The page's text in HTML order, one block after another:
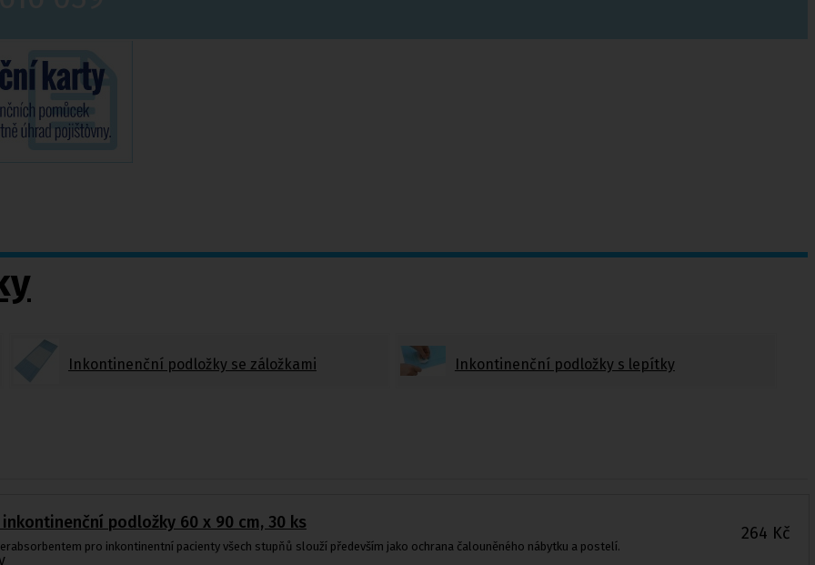
Inkontinenční podložky se záložkami Inkontinenční podložky s lepítky
podložky 60 x 90 cm, 30 ks
pro inkontinentní pacienty všech stupňů slouží především jako ochrana čalouněného nábytku a postelí.
264 Kč